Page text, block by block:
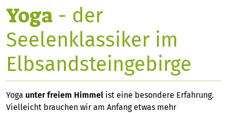
Yoga - der
Seelenklassiker im
Elbsandsteingebirge
Yoga unter freiem Himmel ist eine besondere Erfahrung.
Vielleicht brauchen wir am Anfang etwas mehr